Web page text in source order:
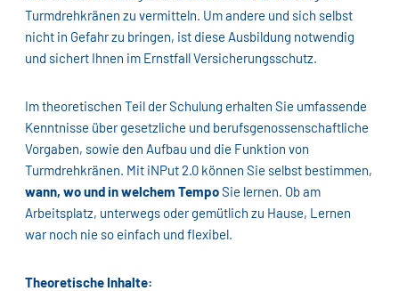
Turmdrehkränen zu vermitteln. Um andere und sich selbst
nicht in Gefahr zu bringen, ist diese Ausbildung notwendig
und sichert Ihnen im Ernstfall Versicherungsschutz.
Im theoretischen Teil der Schulung erhalten Sie umfassende
Kenntnisse über gesetzliche und berufsgenossenschaftliche
Vorgaben, sowie den Aufbau und die Funktion von
Turmdrehkränen. Mit iNPut 2.0 können Sie selbst bestimmen,
wann, wo und in welchem TempoSie lernen. Ob am
Arbeitsplatz, unterwegs oder gemütlich zu Hause, Lernen
war noch nie so einfach und flexibel.
Theoretische Inhalte: